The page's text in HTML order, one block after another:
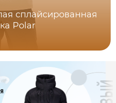
сплайсированная
Polar